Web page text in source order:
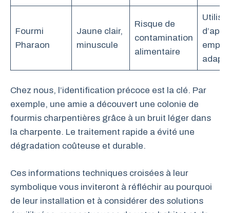
Fourmi
Pharaon
Jaune clair,
minuscule
Risque de
contamination
alimentaire
Chez nous, l’identification précoce est la clé. Par
exemple, une amie a découvert une colonie de
fourmis charpentières grâce à un bruit léger dans
la charpente. Le traitement rapide a évité une
dégradation coûteuse et durable.
Ces informations techniques croisées à leur
symbolique vous inviteront à réfléchir au pourquoi
de leur installation et à considérer des solutions